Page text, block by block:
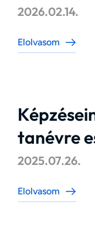
2026.02.14.
Elolvasom
tanévre
2025.07.26.
Elolvasom